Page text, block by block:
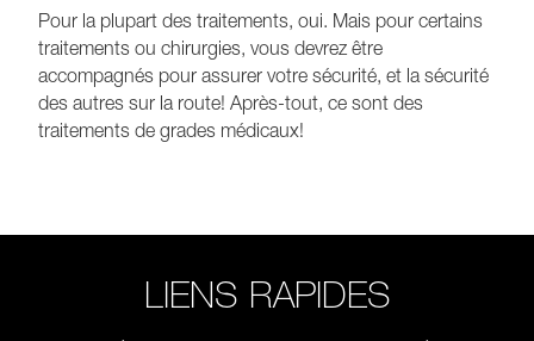
Pour la plupart des traitements, oui. Mais pour certains
traitements ou chirurgies, vous devrez être
accompagnés pour assurer votre sécurité, et la sécurité
des autres sur la route! Après-tout, ce sont des
traitements de grades médicaux!
LIENS RAPIDES